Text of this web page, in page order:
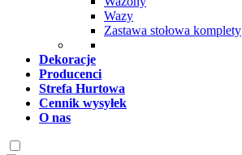
Wazy
Zastawa stołowa komplety
Dekoracje
Producenci
Strefa Hurtowa
Cennik wysyłek
O nas